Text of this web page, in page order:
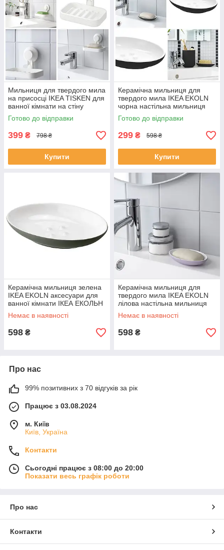
Мильниця для твердого мила
на присосці IKEA TISKEN для
ванної кімнати на стіну
(настінна) біла 903.812.84
Готово до відправки
399 ₴ 798 ₴
Купити
Керамічна мильниця для
твердого мила IKEA EKOLN
чорна настільна мильниця
кам'яна кераміка 604.416.18
Готово до відправки
299 ₴ 598 ₴
Купити
Керамічна мильниця зелена
IKEA EKOLN аксесуари для
ванної кімнати ІКЕА ЕКОЛЬН
504.967.91 50496791
Немає в наявності
598 ₴
Керамічна мильниця для
твердого мила IKEA EKOLN
лілова настільна мильниця
кам'яна кераміка 905.622.13
Немає в наявності
598 ₴
Про нас
99% позитивних з 70 відгуків за рік
Працює з 03.08.2024
м. Київ
Київ, Україна
Контакти
Сьогодні працює з 08:00 до 20:00
Показати весь графік роботи
Про нас
Контакти